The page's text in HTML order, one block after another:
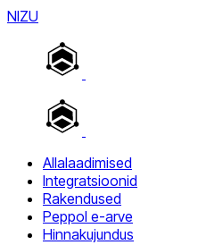
NIZU
Allalaadimised
Integratsioonid
Rakendused
Peppol e-arve
Hinnakujundus